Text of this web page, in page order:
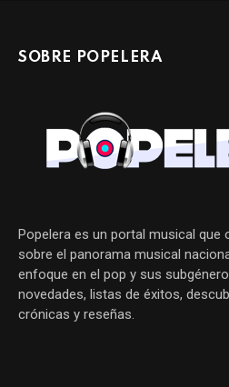
SOBRE POPELERA
Popelera es un portal musical
sobre el panorama musical
enfoque en el pop y sus
novedades, listas de éxitos,
crónicas y reseñas.